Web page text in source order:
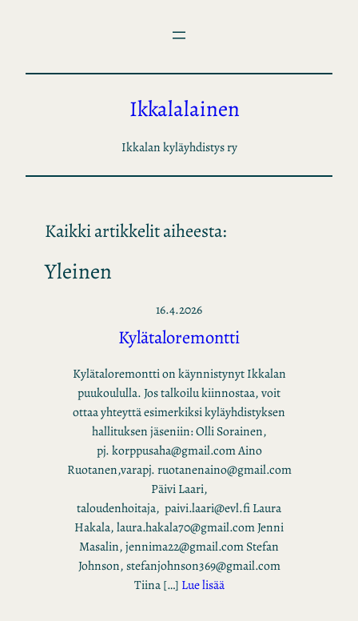
Ikkalalainen
Ikkalan kyläyhdistys ry
Kaikki artikkelit aiheesta:
Yleinen
16.4.2026
Kylätaloremontti
Kylätaloremontti on käynnistynyt Ikkalan
puukoululla. Jos talkoilu kiinnostaa, voit
ottaa yhteyttä esimerkiksi kyläyhdistyksen
hallituksen jäseniin: Olli Sorainen,
pj. korppusaha@gmail.com Aino
Ruotanen,varapj. ruotanenaino@gmail.com
Päivi Laari,
taloudenhoitaja, paivi.laari@evl.fi Laura
Hakala, laura.hakala70@gmail.com Jenni
Masalin, jennima22@gmail.com Stefan
Johnson, stefanjohnson369@gmail.com
Tiina […] Lue lisää